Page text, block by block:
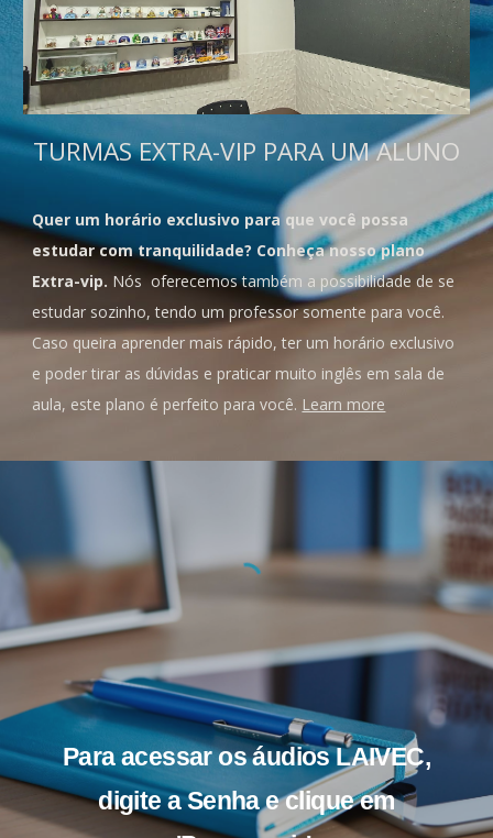
TURMAS EXTRA-VIP PARA UM ALUNO
Quer um horário exclusivo para que você possa
estudar com tranquilidade? Conheça nosso plano
Extra-vip. Nós oferecemos também a possibilidade de se
estudar sozinho, tendo um professor somente para você.
Caso queira aprender mais rápido, ter um horário exclusivo
e poder tirar as dúvidas e praticar muito inglês em sala de
aula, este plano é perfeito para você. Learn more
Para acessar os áudios LAIVEC,
digite a Senha e clique em